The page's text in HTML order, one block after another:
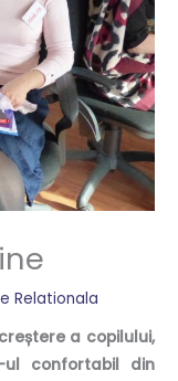
Relationala
a copilului,
confortabil din